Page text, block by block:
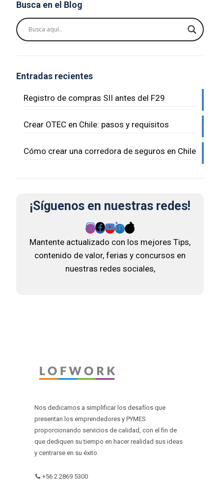
Busca en el Blog
Entradas recientes
Registro de compras SII antes del F29
Crear OTEC en Chile: pasos y requisitos
Cómo crear una corredora de seguros en Chile
¡Síguenos en nuestras redes!
Mantente actualizado con los mejores Tips,
contenido de valor, ferias y concursos en
nuestras redes sociales,
Nos dedicamos a simplificar los desafíos que
presentan los emprendedores y PYMES
proporcionando servicios de calidad, con el fin de
que dediquen su tiempo en hacer realidad sus ideas
y centrarse en su éxito.
+56 2 2869 5300